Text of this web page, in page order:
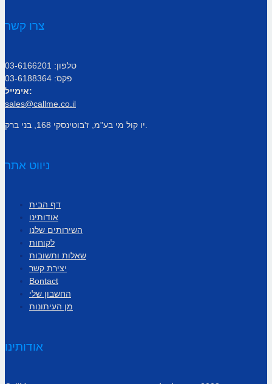
צרו קשר
טלפון: 03-6166201
פקס: 03-6188364
אימייל:
sales@callme.co.il
ניווט אתר
דף הבית
אודותינו
השירותים שלנו
לקוחות
שאלות ותשובות
יצירת קשר
Bontact
החשבון שלי
מן העיתונות
אודותינו